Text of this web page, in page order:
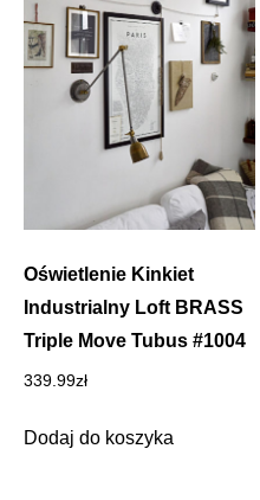
Oświetlenie Kinkiet
Industrialny Loft BRASS
Triple Move Tubus #1004
339.99zł
Dodaj do koszyka